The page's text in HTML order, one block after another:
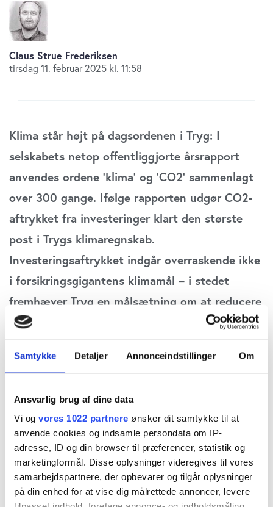
Samtykke Detaljer Annonceindstillinger Om
Ansvarlig brug af dine data
Vi og vores 1022 partnere ønsker dit samtykke til at
anvende cookies og indsamle persondata om IP-
adresse, ID og din browser til præferencer, statistik og
marketingformål. Disse oplysninger videregives til vores
samarbejdspartnere, der opbevarer og tilgår oplysninger
på din enhed for at vise dig målrettede annoncer, levere
Claus Strue Frederiksen
tirsdag 11. februar 2025 kl. 11:58
Klima står højt på dagsordenen i Tryg: I
selskabets netop offentliggjorte årsrapport
anvendes ordene ’klima’ og ’CO2’ sammenlagt
over 300 gange. Ifølge rapporten udgør CO2-
aftrykket fra investeringer klart den største
post i Trygs klimaregnskab.
Investeringsaftrykket indgår overraskende ikke
i forsikringsgigantens klimamål – i stedet
fremhæver Tryg en målsætning om at reducere
det såkaldte scope 1 aftryk, der udgør én
Modsat Alm. Brand og Topdanmark har Tryg
mod net-zero eller klimaneutralitet i 2050,
skriver redaktør Claus Strue Frederiksen
I Trygs nyligt offentliggjorteårsrapportslår den
danske forsikringsgigant fast, at klima er højt på
selskabets dagsordenen: ”Addressing and